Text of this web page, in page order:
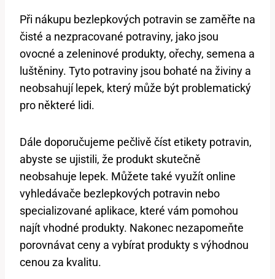
Při nákupu bezlepkových potravin se zaměřte na
čisté a nezpracované potraviny, jako jsou
ovocné a zeleninové produkty, ořechy, semena a
luštěniny. Tyto potraviny jsou bohaté na živiny a
neobsahují lepek, který může být problematický
pro některé lidi.
Dále doporučujeme pečlivě číst etikety potravin,
abyste se ujistili, že produkt skutečně
neobsahuje lepek. Můžete také využít online
vyhledávače bezlepkových potravin nebo
specializované aplikace, které vám pomohou
najít vhodné produkty. Nakonec nezapomeňte
porovnávat ceny a vybírat produkty s výhodnou
cenou za kvalitu.